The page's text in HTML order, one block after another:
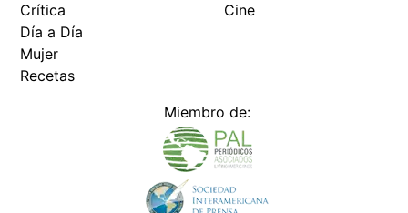
Crítica
Día a Día
Mujer
Recetas
Cine
Miembro de: